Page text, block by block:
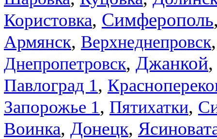
Користовка, Симферополь
Армянск, Верхнеднепровск
Днепропетровск, Джанкой
Павлоград 1,
Запорожье 1, Пятихатки,
Воинка, Донецк,